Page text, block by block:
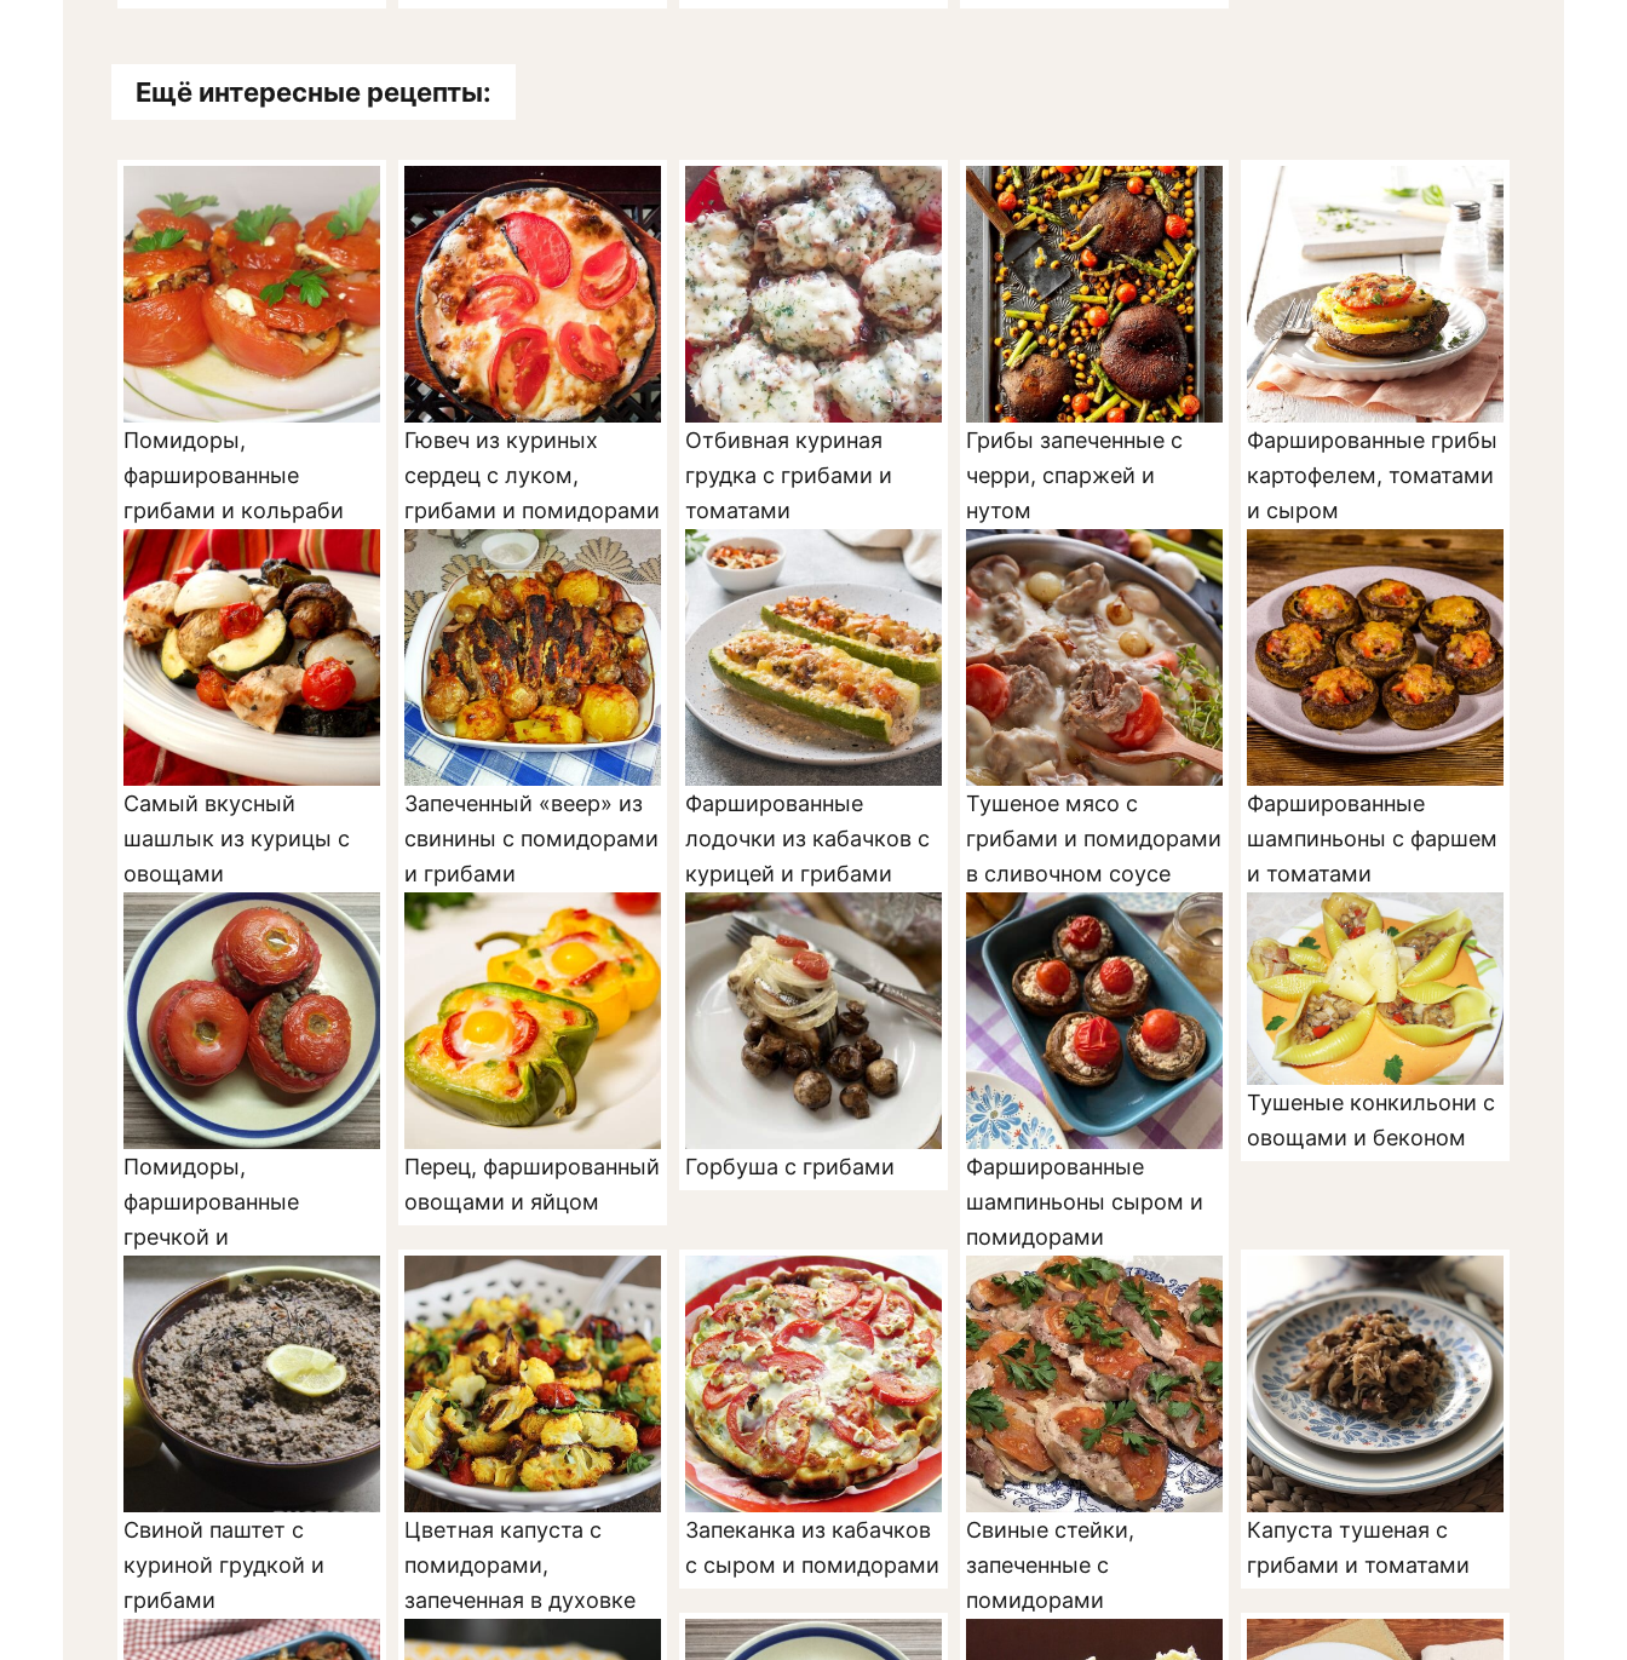
Ещё интересные рецепты:
Помидоры,
фаршированные
грибами и кольраби
Гювеч из куриных
сердец с луком,
грибами и помидорами
Отбивная куриная
грудка с грибами и
томатами
Грибы запеченные с
черри, спаржей и
нутом
Фаршированные грибы
картофелем, томатами
и сыром
Самый вкусный
шашлык из курицы с
овощами
Запеченный «веер» из
свинины с помидорами
и грибами
Фаршированные
лодочки из кабачков с
курицей и грибами
Тушеное мясо с
грибами и помидорами
в сливочном соусе
Фаршированные
шампиньоны с фаршем
и томатами
Помидоры,
фаршированные
гречкой и
шампиньонами
Перец, фаршированный
овощами и яйцом
Горбуша с грибами
Фаршированные
шампиньоны сыром и
помидорами
Тушеные конкильони с
овощами и беконом
Свиной паштет с
куриной грудкой и
грибами
Цветная капуста с
помидорами,
запеченная в духовке
Запеканка из кабачков
с сыром и помидорами
Свиные стейки,
запеченные с
помидорами
Капуста тушеная с
грибами и томатами